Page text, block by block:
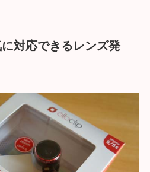
対応できるレンズ発